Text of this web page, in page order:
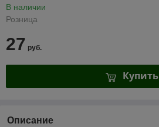
В наличии
Розница
27 руб.
Купить
Описание